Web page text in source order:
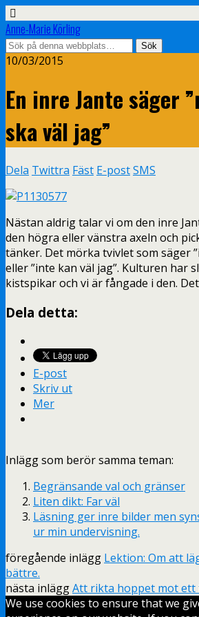
Anne-Marie Körling
10/03/2015
En inre Jante säger
ska väl jag”
Dela Twittra Fäst E-postSMS
Nästan aldrig talar vi om den inre
den högra eller vänstra axeln och
tänker. Det mörka tvivlet som säger
eller ”inte kan väl jag”. Kulturen har
kistspikar och vi är fångade i den.
Dela detta:
E-post
Skriv ut
Mer
Inlägg som berör samma teman:
Begränsande val och gränser
Liten dikt: Far väl
Läsning ger inre bilder men
ur min undervisning.
föregående inlägg Lektion: Om att
bättre.
nästa inläggAtt rikta hoppet mot ett
We use cookies to ensure that we